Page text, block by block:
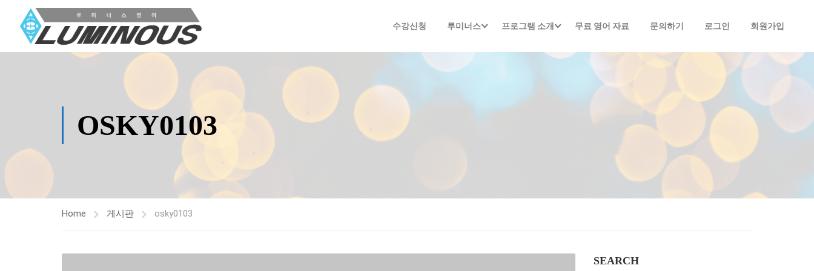
수강신청 루미너스 프로그램 소개 무료 영어 자료 문의하기 로그인 회원가입
OSKY0103
Home 게시판 osky0103
SEARCH